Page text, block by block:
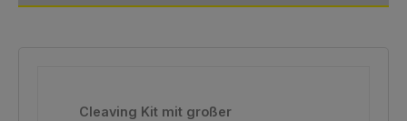
Produktgalerie überspringen
Cleaving Kit mit großer